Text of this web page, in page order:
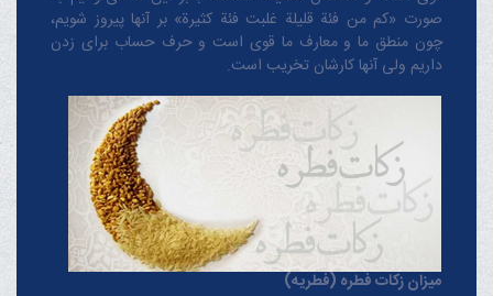
صورت «کم من فئة قلیلة غلبت فئة کثیرة» بر آنها پیروز شویم،
چون منطق‌ ما و معارف ‌ما قوی است و حرف حساب برای زدن
داریم ولی آنها کارشان تخریب است.
میزان زکات فطره (فطریه)